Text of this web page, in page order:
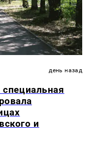
день назад
и